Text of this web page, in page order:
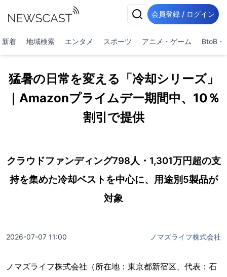
会員登録 / ログイン
新着 地域検索 エンタメ スポーツ アニメ・ゲーム BtoB・
猛暑の日常を変える「冷却シリーズ」
｜Amazonプライムデー期間中、10％
割引で提供
クラウドファンディング798人・1,301万円超の支
持を集めた冷却ベストを中心に、用途別5製品が
対象
2026-07-07 11:00 ノマズライフ株式会社
ノマズライフ株式会社（所在地：東京都新宿区、代表：石